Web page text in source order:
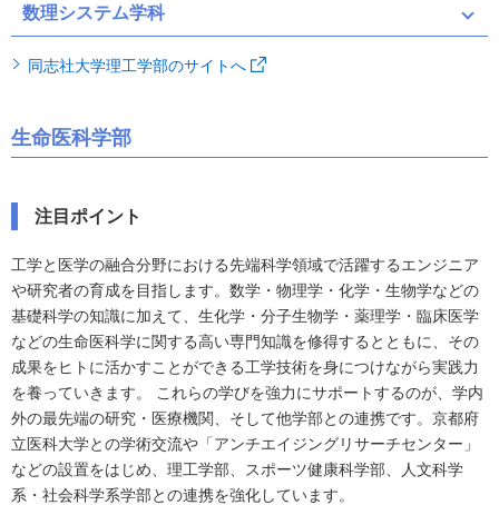
数理システム学科
同志社大学理工学部のサイトへ
生命医科学部
注目ポイント
工学と医学の融合分野における先端科学領域で活躍するエンジニア
や研究者の育成を目指します。数学・物理学・化学・生物学などの
基礎科学の知識に加えて、生化学・分子生物学・薬理学・臨床医学
などの生命医科学に関する高い専門知識を修得するとともに、その
成果をヒトに活かすことができる工学技術を身につけながら実践力
を養っていきます。 これらの学びを強力にサポートするのが、学内
外の最先端の研究・医療機関、そして他学部との連携です。京都府
立医科大学との学術交流や「アンチエイジングリサーチセンター」
などの設置をはじめ、理工学部、スポーツ健康科学部、人文科学
系・社会科学系学部との連携を強化しています。